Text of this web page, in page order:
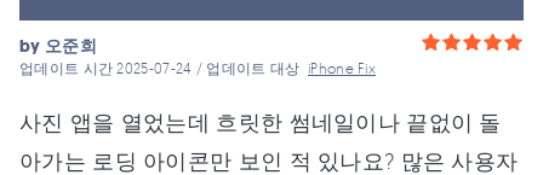
by 오준희
업데이트 시간 2025-07-24 / 업데이트 대상iPhone Fix
사진 앱을 열었는데 흐릿한 썸네일이나 끝없이 돌
아가는 로딩 아이콘만 보인 적 있나요? 많은 사용자